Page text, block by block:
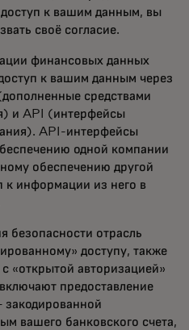
к вашим данным, вы
своё согласие.
финансовых данных
к вашим данным через
средствами
и API (интерфейсы
API-интерфейсы
одной компании
обеспечению другой
к информации из него в
безопасности отрасль
доступу, также
«открытой авторизацией»
предоставление
закодированной
вашего банковского счета,